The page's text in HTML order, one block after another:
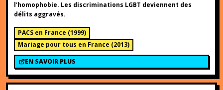
l'homophobie. Les discriminations LGBT deviennent des
délits aggravés.
PACS en France (1999)
Mariage pour tous en France (2013)
EN SAVOIR PLUS